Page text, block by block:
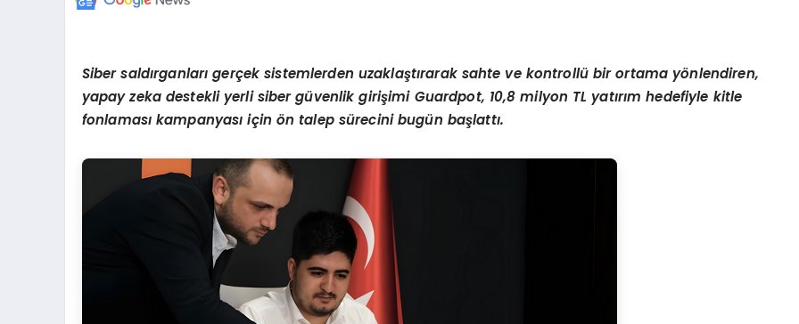
Siber saldırganlarıgerçek sistemlerden uzaklaştırarak sahte ve kontrollü bir ortama yönlendiren,
yapay zeka destekli yerli siber güvenlik girişimi Guardpot, 10,8 milyon TL yatırım hedefiyle kitle
fonlamasıkampanyasıiçin ön talep sürecini bugün başlattı.